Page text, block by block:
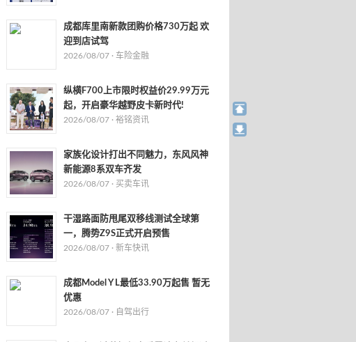
成都库里南新款团购价格730万起 欢
迎到店试驾
2026/08/07 · 车险金融
纵横F700上市限时权益价29.99万元
起，开启豪华越野皮卡新时代!
2026/08/07 · 裕铭资讯
家族化设计打出不同魅力，东风风神
新能源8系双车齐发
2026/08/07 · 买卖车讯
干湿路面防甩尾双移线测试全球第
一，腾势Z9S正式开启预售
2026/08/07 · 新车快讯
成都Model Y L最低33.90万起售 暂无
优惠
2026/08/07 · 自驾出行